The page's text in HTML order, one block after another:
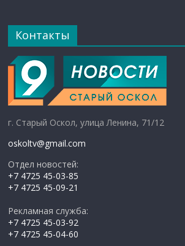
Контакты
г. Старый Оскол, улица Ленина, 71/12
oskoltv@gmail.com
Отдел новостей:
+7 4725 45-03-85
+7 4725 45-09-21
Рекламная служба:
+7 4725 45-03-92
+7 4725 45-04-60